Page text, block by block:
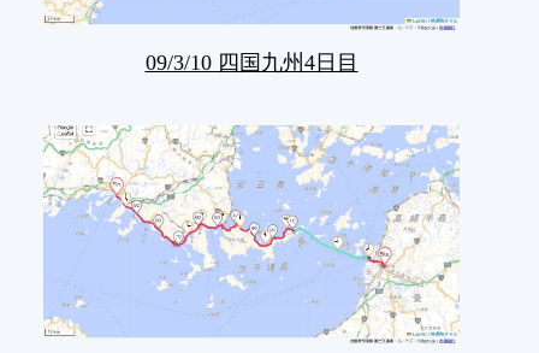
09/3/10 四国九州4日目